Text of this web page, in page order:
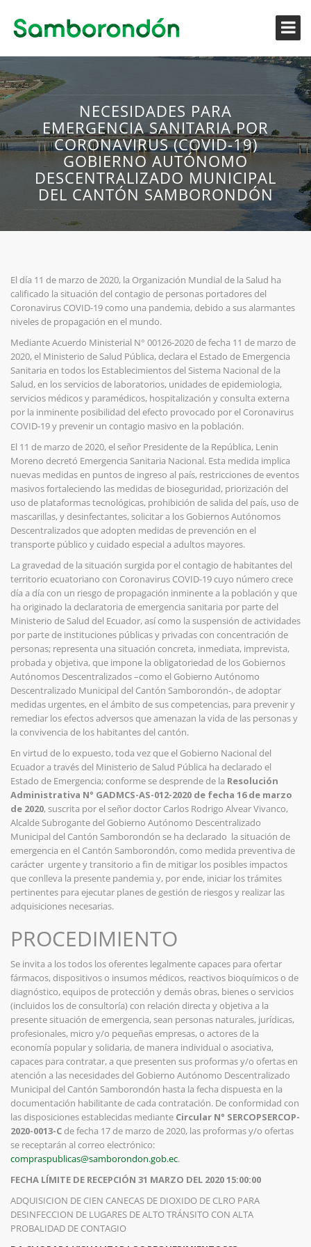
NECESIDADES PARA
EMERGENCIA SANITARIA POR
CORONAVIRUS (COVID-19)
GOBIERNO AUTÓNOMO
DESCENTRALIZADO MUNICIPAL
DEL CANTÓN SAMBORONDÓN
El día 11 de marzo de 2020, la Organización Mundial de la Salud ha
calificado la situación del contagio de personas portadores del
Coronavirus COVID-19 como una pandemia, debido a sus alarmantes
niveles de propagación en el mundo.
Mediante Acuerdo Ministerial N° 00126-2020 de fecha 11 de marzo de
2020, el Ministerio de Salud Pública, declara el Estado de Emergencia
Sanitaria en todos los Establecimientos del Sistema Nacional de la
Salud, en los servicios de laboratorios, unidades de epidemiologia,
servicios médicos y paramédicos, hospitalización y consulta externa
por la inminente posibilidad del efecto provocado por el Coronavirus
COVID-19 y prevenir un contagio masivo en la población.
El 11 de marzo de 2020, el señor Presidente de la República, Lenin
Moreno decretó Emergencia Sanitaria Nacional. Esta medida implica
nuevas medidas en puntos de ingreso al país, restricciones de eventos
masivos fortaleciendo las medidas de bioseguridad, priorización del
uso de plataformas tecnológicas, prohibición de salida del país, uso de
mascarillas, y desinfectantes, solicitar a los Gobiernos Autónomos
Descentralizados que adopten medidas de prevención en el
transporte público y cuidado especial a adultos mayores.
La gravedad de la situación surgida por el contagio de habitantes del
territorio ecuatoriano con Coronavirus COVID-19 cuyo número crece
día a día con un riesgo de propagación inminente a la población y que
ha originado la declaratoria de emergencia sanitaria por parte del
Ministerio de Salud del Ecuador, así como la suspensión de actividades
por parte de instituciones públicas y privadas con concentración de
personas; representa una situación concreta, inmediata, imprevista,
probada y objetiva, que impone la obligatoriedad de los Gobiernos
Autónomos Descentralizados –como el Gobierno Autónomo
Descentralizado Municipal del Cantón Samborondón-, de adoptar
medidas urgentes, en el ámbito de sus competencias, para prevenir y
remediar los efectos adversos que amenazan la vida de las personas y
la convivencia de los habitantes del cantón.
En virtud de lo expuesto, toda vez que el Gobierno Nacional del
Ecuador a través del Ministerio de Salud Pública ha declarado el
Estado de Emergencia; conforme se desprende de la Resolución
Administrativa N° GADMCS-AS-012-2020 de fecha 16 de marzo
de 2020, suscrita por el señor doctor Carlos Rodrigo Alvear Vivanco,
Alcalde Subrogante del Gobierno Autónomo Descentralizado
Municipal del Cantón Samborondón se ha declarado la situación de
emergencia en el Cantón Samborondón, como medida preventiva de
carácter urgente y transitorio a fin de mitigar los posibles impactos
que conlleva la presente pandemia y, por ende, iniciar los trámites
pertinentes para ejecutar planes de gestión de riesgos y realizar las
adquisiciones necesarias.
PROCEDIMIENTO
Se invita a los todos los oferentes legalmente capaces para ofertar
fármacos, dispositivos o insumos médicos, reactivos bioquímicos o de
diagnóstico, equipos de protección y demás obras, bienes o servicios
(incluidos los de consultoría) con relación directa y objetiva a la
presente situación de emergencia, sean personas naturales, jurídicas,
profesionales, micro y/o pequeñas empresas, o actores de la
economía popular y solidaria, de manera individual o asociativa,
capaces para contratar, a que presenten sus proformas y/o ofertas en
atención a las necesidades del Gobierno Autónomo Descentralizado
Municipal del Cantón Samborondón hasta la fecha dispuesta en la
documentación habilitante de cada contratación. De conformidad con
las disposiciones establecidas mediante Circular N° SERCOPSERCOP-
2020-0013-Cde fecha 17 de marzo de 2020, las proformas y/o ofertas
se receptarán al correo electrónico:
compraspublicas@samborondon.gob.ec.
FECHA LÍMITE DE RECEPCIÓN 31 MARZO DEL 2020 15:00:00
ADQUISICION DE CIEN CANECAS DE DIOXIDO DE CLRO PARA
DESINFECCION DE LUGARES DE ALTO TRÁNSITO CON ALTA
PROBALIDAD DE CONTAGIO